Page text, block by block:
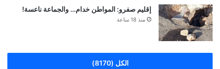
إقليم صفرو: المواطن خدام… والجماعة ناعسة!
منذ 18 ساعة
الكل (8170)